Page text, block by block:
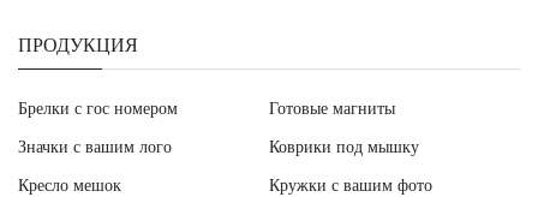
ПРОДУКЦИЯ
Брелки с гос номером Готовые магниты
Значки с вашим лого Коврики под мышку
Кресло мешок Кружки с вашим фото